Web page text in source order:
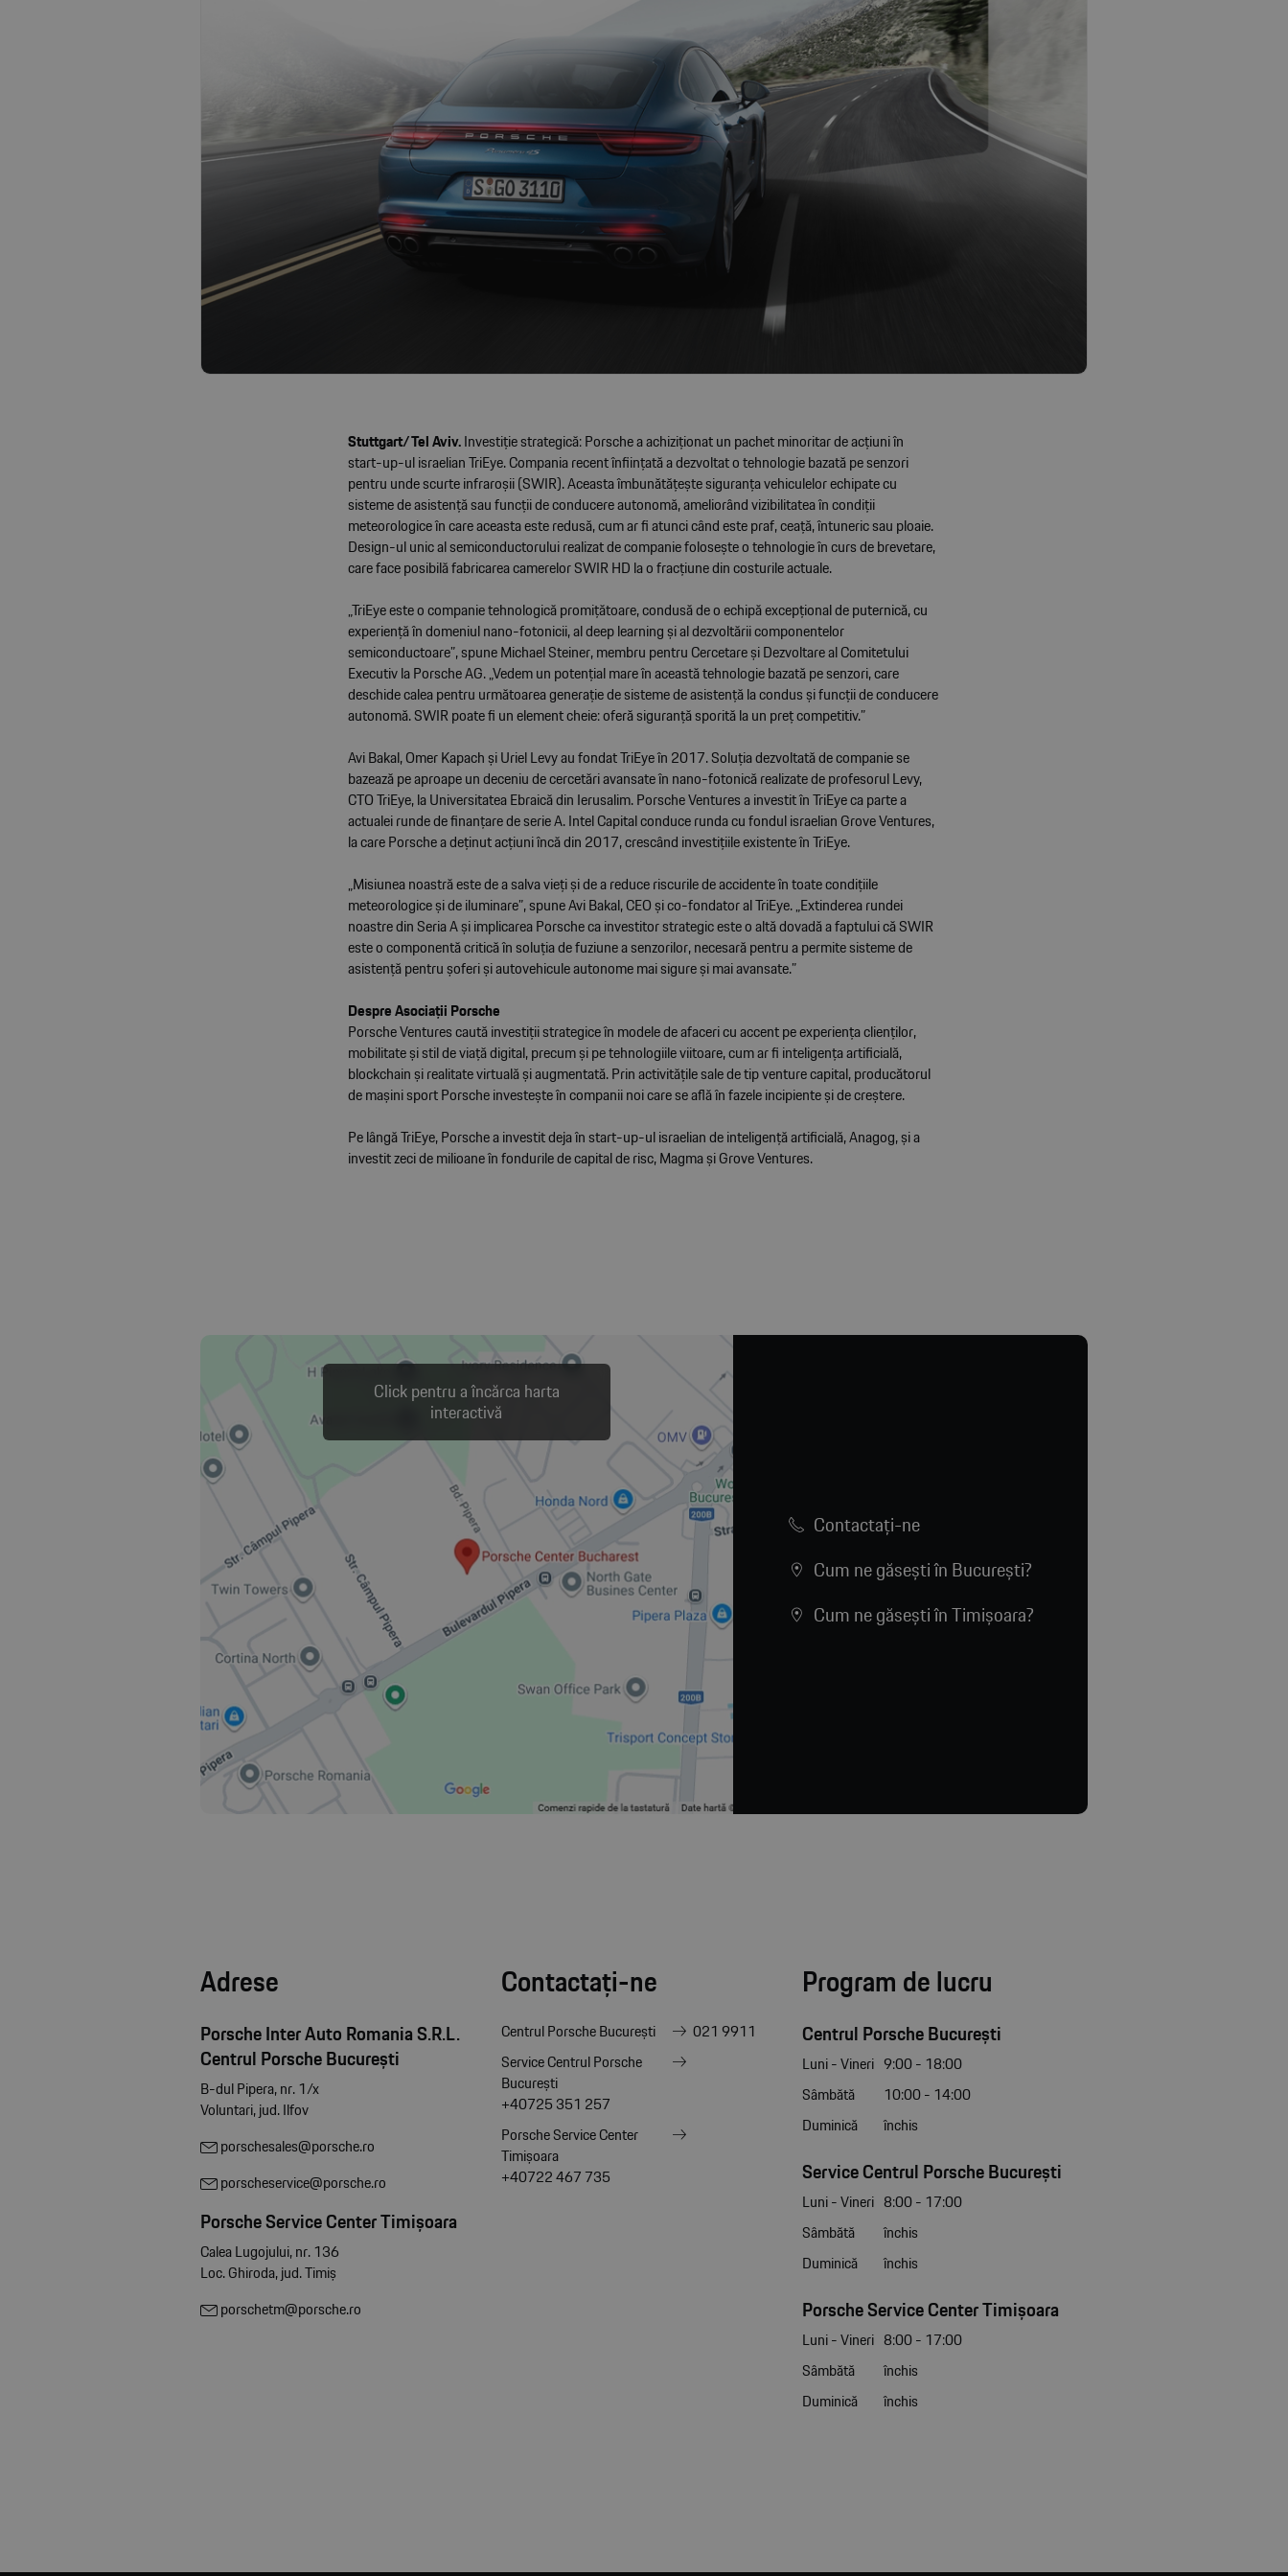
Stuttgart/Tel Aviv.Investiție strategică: Porsche a achiziționat un pachet minoritar de acțiuni în
start-up-ul israelian TriEye. Compania recent înființată a dezvoltat o tehnologie bazată pe senzori
pentru unde scurte infraroșii (SWIR). Aceasta îmbunătățește siguranța vehiculelor echipate cu
sisteme de asistență sau funcții de conducere autonomă, ameliorând vizibilitatea în condiții
meteorologice în care aceasta este redusă, cum ar fi atunci când este praf, ceață, întuneric sau ploaie.
Design-ul unic al semiconductorului realizat de companie folosește o tehnologie în curs de brevetare,
care face posibilă fabricarea camerelor SWIR HD la o fracțiune din costurile actuale.
„TriEye este o companie tehnologică promițătoare, condusă de o echipă excepțional de puternică, cu
experiență în domeniul nano-fotonicii, al deep learning și al dezvoltării componentelor
semiconductoare”, spune Michael Steiner, membru pentru Cercetare și Dezvoltare al Comitetului
Executiv la Porsche AG. „Vedem un potențial mare în această tehnologie bazată pe senzori, care
deschide calea pentru următoarea generație de sisteme de asistență la condus și funcții de conducere
autonomă. SWIR poate fi un element cheie: oferă siguranță sporită la un preț competitiv.”
Avi Bakal, Omer Kapach și Uriel Levy au fondat TriEye în 2017. Soluția dezvoltată de companie se
bazează pe aproape un deceniu de cercetări avansate în nano-fotonică realizate de profesorul Levy,
CTO TriEye, la Universitatea Ebraică din Ierusalim. Porsche Ventures a investit în TriEye ca parte a
actualei runde de finanțare de serie A. Intel Capital conduce runda cu fondul israelian Grove Ventures,
la care Porsche a deținut acțiuni încă din 2017, crescând investițiile existente în TriEye.
„Misiunea noastră este de a salva vieți și de a reduce riscurile de accidente în toate condițiile
meteorologice și de iluminare”, spune Avi Bakal, CEO și co-fondator al TriEye. „Extinderea rundei
noastre din Seria A și implicarea Porsche ca investitor strategic este o altă dovadă a faptului că SWIR
este o componentă critică în soluția de fuziune a senzorilor, necesară pentru a permite sisteme de
asistență pentru șoferi și autovehicule autonome mai sigure și mai avansate.”
Despre Asociații Porsche
Porsche Ventures caută investiții strategice în modele de afaceri cu accent pe experiența clienților,
mobilitate și stil de viață digital, precum și pe tehnologiile viitoare, cum ar fi inteligența artificială,
blockchain și realitate virtuală și augmentată. Prin activitățile sale de tip venture capital, producătorul
de mașini sport Porsche investește în companii noi care se află în fazele incipiente și de creștere.
Pe lângă TriEye, Porsche a investit deja în start-up-ul israelian de inteligență artificială, Anagog, și a
investit zeci de milioane în fondurile de capital de risc, Magma și Grove Ventures.
Click pentru a încărca harta
interactivă
Contactaţi-ne
Cum ne găsești în București?
Cum ne găsești în Timișoara?
Adrese
Porsche Inter Auto Romania S.R.L.
Centrul Porsche București
B-dul Pipera, nr. 1/x
Voluntari, jud. Ilfov
porschesales@porsche.ro
porscheservice@porsche.ro
Porsche Service Center Timișoara
Calea Lugojului, nr. 136
Loc. Ghiroda, jud. Timiș
porschetm@porsche.ro
Contactați-ne
Centrul Porsche București
021 9911
Service Centrul Porsche
București
+40725 351 257
Porsche Service Center
Timișoara
+40722 467 735
Program de lucru
Centrul Porsche București
Luni - Vineri 9:00 - 18:00
Sâmbătă
10:00 - 14:00
Duminică
închis
Service Centrul Porsche București
Luni - Vineri 8:00 - 17:00
Sâmbătă
închis
Duminică
închis
Porsche Service Center Timișoara
Luni - Vineri 8:00 - 17:00
Sâmbătă
închis
Duminică
închis